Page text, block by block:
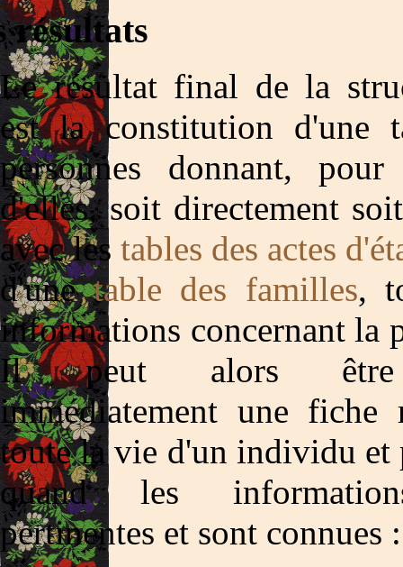
résultats
Le résultat final de la
est la constitution d'une
personnes donnant, pour
d'elles, soit directement
avec les tables des actes
d'unetable des familles,
informations concernant la
Il peut alors être
immédiatement une fiche
toute la vie d'un individu et
quand les
pertinentes et sont connues :